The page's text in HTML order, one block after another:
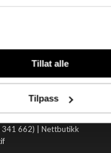
Tillat alle
Tilpass
662) | Nettbutikk